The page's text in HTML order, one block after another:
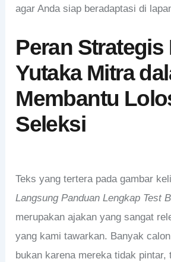
agar Anda siap beradaptasi di
Peran Strategis
Yutaka Mitra
Membantu
Seleksi
Teks yang tertera pada gambar
Langsung Panduan Lengkap Test
merupakan ajakan yang sangat
yang kami tawarkan. Banyak
bukan karena mereka tidak pintar,